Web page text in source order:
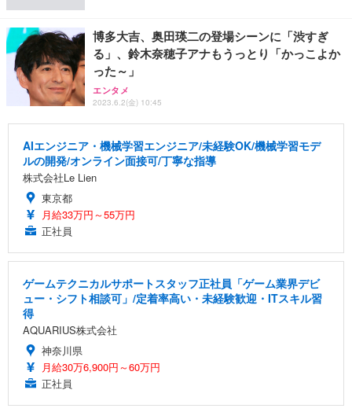
博多大吉、奥田瑛二の登場シーンに「渋すぎ
る」、鈴木奈穂子アナもうっとり「かっこよか
った～」
エンタメ
2023.6.2(金) 10:45
AIエンジニア・機械学習エンジニア/未経験OK/機械学習モデ
ルの開発/オンライン面接可/丁寧な指導
株式会社Le Lien
東京都
月給33万円～55万円
正社員
ゲームテクニカルサポートスタッフ正社員「ゲーム業界デビ
ュー・シフト相談可」/定着率高い・未経験歓迎・ITスキル習
得
AQUARIUS株式会社
神奈川県
月給30万6,900円～60万円
正社員